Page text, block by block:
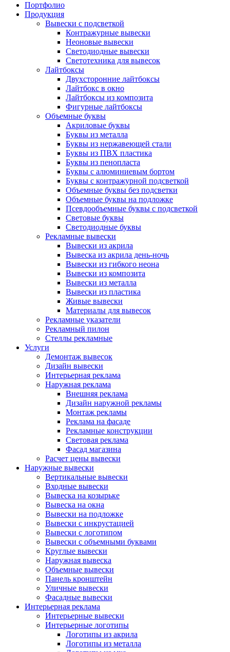
Портфолио
Продукция
Вывески с подсветкой
Контражурные вывески
Неоновые вывески
Светодиодные вывески
Светотехника для вывесок
Лайтбоксы
Двухсторонние лайтбоксы
Лайтбокс в окно
Лайтбоксы из композита
Фигурные лайтбоксы
Объемные буквы
Акриловые буквы
Буквы из металла
Буквы из нержавеющей стали
Буквы из ПВХ пластика
Буквы из пенопласта
Буквы с алюминиевым бортом
Буквы с контражурной подсветкой
Объемные буквы без подсветки
Объемные буквы на подложке
Псевдообъемные буквы с подсветкой
Световые буквы
Светодиодные буквы
Рекламные вывески
Вывески из акрила
Вывеска из акрила день-ночь
Вывески из гибкого неона
Вывески из композита
Вывески из металла
Вывески из пластика
Живые вывески
Материалы для вывесок
Рекламные указатели
Рекламный пилон
Стеллы рекламные
Услуги
Демонтаж вывесок
Дизайн вывески
Интерьерная реклама
Наружная реклама
Внешняя реклама
Дизайн наружной рекламы
Монтаж рекламы
Реклама на фасаде
Рекламные конструкции
Световая реклама
Фасад магазина
Расчет цены вывески
Наружные вывески
Вертикальные вывески
Входные вывески
Вывеска на козырьке
Вывеска на окна
Вывески на подложке
Вывески с инкрустацией
Вывески с логотипом
Вывески с объемными буквами
Круглые вывески
Наружная вывеска
Объемные вывески
Панель кронштейн
Уличные вывески
Фасадные вывески
Интерьерная реклама
Интерьерные вывески
Интерьерные логотипы
Логотипы из акрила
Логотипы из металла